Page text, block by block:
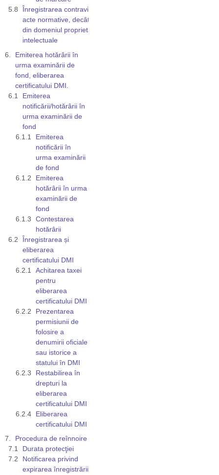
Înregistrarea contravine altor
acte normative, decât cele
din domeniul proprietății
intelectuale
Emiterea hotărârii în
urma examinării de
fond, eliberarea
certificatului DMI.
Emiterea
notificării/hotărârii în
urma examinării de
fond
Emiterea
notificării în
urma examinării
de fond
Emiterea
hotărârii în urma
examinării de
fond
Contestarea
hotărârii
Înregistrarea și
eliberarea
certificatului DMI
Achitarea taxei
pentru
eliberarea
certificatului DMI
Prezentarea
permisiunii de
folosire a
denumirii oficiale
sau istorice a
statului în DMI
Restabilirea în
drepturi la
eliberarea
certificatului DMI
Eliberarea
certificatului DMI
Procedura de reînnoire
Durata protecţiei
Notificarea privind
expirarea înregistrării